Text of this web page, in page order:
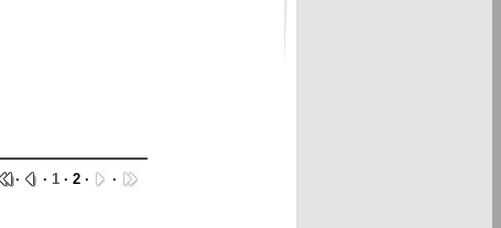
· · 1 · 2 · ·